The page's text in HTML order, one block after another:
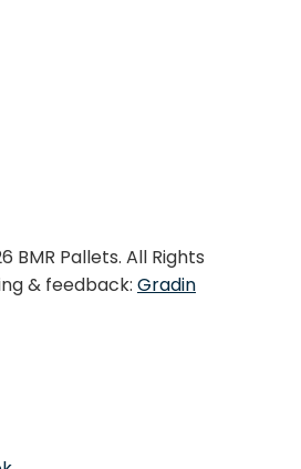
BMR Pallets. All Rights
& feedback: Gradin